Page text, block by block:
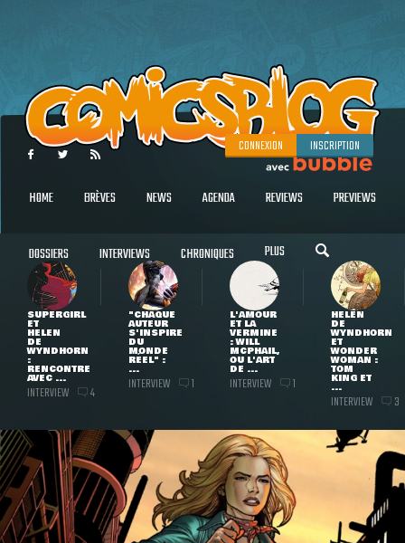
CONNEXION INSCRIPTION
HOME BRÈVES NEWS AGENDA REVIEWS PREVIEWS
DOSSIERS INTERVIEWS CHRONIQUES PLUS
SUPERGIRL
ET
HELEN
DE
WYNDHORN
:
RENCONTRE
AVEC ...
INTERVIEW 4
"CHAQUE
AUTEUR
S'INSPIRE
DU
MONDE
RÉEL" :
...
INTERVIEW 1
L'AMOUR
ET LA
VERMINE
: WILL
MCPHAIL,
OU L'ART
DE ...
INTERVIEW 1
HELEN
DE
WYNDHORN
ET
WONDER
WOMAN :
TOM
KING ET
...
INTERVIEW 3